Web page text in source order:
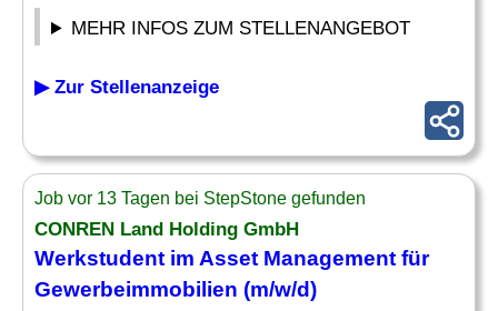
MEHR INFOS ZUM STELLENANGEBOT
▶ Zur Stellenanzeige
Job vor 13 Tagen bei StepStone gefunden
CONREN Land Holding GmbH
Werkstudent im Asset Management für
Gewerbeimmobilien (m/w/d)